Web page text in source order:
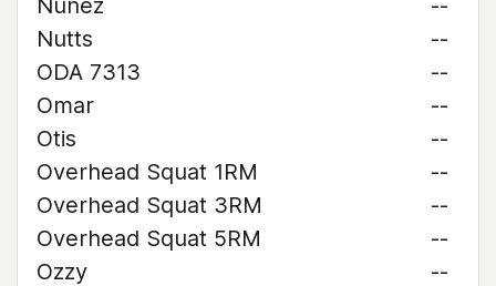
Nunez
--
Nutts
--
ODA 7313
--
Omar
--
Otis
--
Overhead Squat 1RM
--
Overhead Squat 3RM
--
Overhead Squat 5RM
--
Ozzy
--